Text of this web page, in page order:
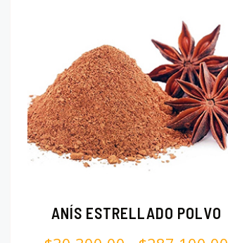
ANÍS ESTRELLADO POLVO